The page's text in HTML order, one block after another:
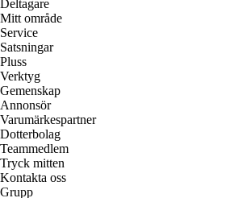
Deltagare
Mitt område
Service
Satsningar
Pluss
Verktyg
Gemenskap
Annonsör
Varumärkespartner
Dotterbolag
Teammedlem
Tryck mitten
Kontakta oss
Grupp